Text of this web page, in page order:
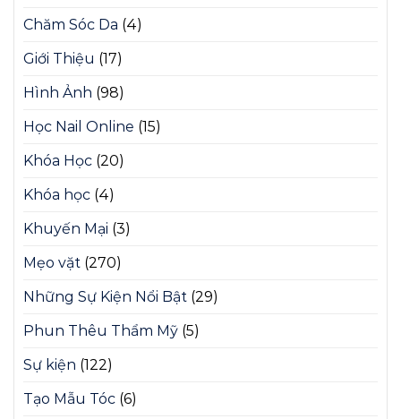
Chăm Sóc Da (4)
Giới Thiệu (17)
Hình Ảnh (98)
Học Nail Online (15)
Khóa Học (20)
Khóa học (4)
Khuyến Mại (3)
Mẹo vặt (270)
Những Sự Kiện Nổi Bật (29)
Phun Thêu Thẩm Mỹ (5)
Sự kiện (122)
Tạo Mẫu Tóc (6)